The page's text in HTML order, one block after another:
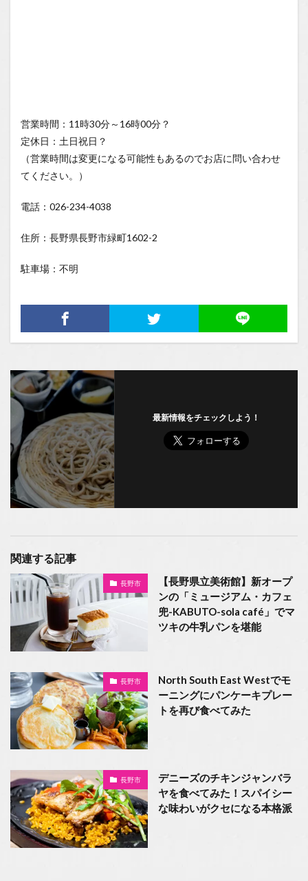
営業時間：11時30分～16時00分？
定休日：土日祝日？
（営業時間は変更になる可能性もあるのでお店に問い合わせ
てください。）
電話：026-234-4038
住所：長野県長野市緑町1602-2
駐車場：不明
最新情報をチェックしよう！
関連する記事
長野市
【長野県立美術館】新オープ
ンの「ミュージアム・カフェ
兜-KABUTO-sola café」でマ
ツキの牛乳パンを堪能
長野市
North South East Westでモ
ーニングにパンケーキプレー
トを再び食べてみた
長野市
デニーズのチキンジャンバラ
ヤを食べてみた！スパイシー
な味わいがクセになる本格派